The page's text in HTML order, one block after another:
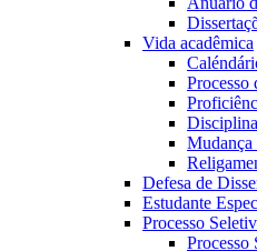
Vida acadêmica
Processo
Mudança
Defesa de
Estudante
Processo
Processo